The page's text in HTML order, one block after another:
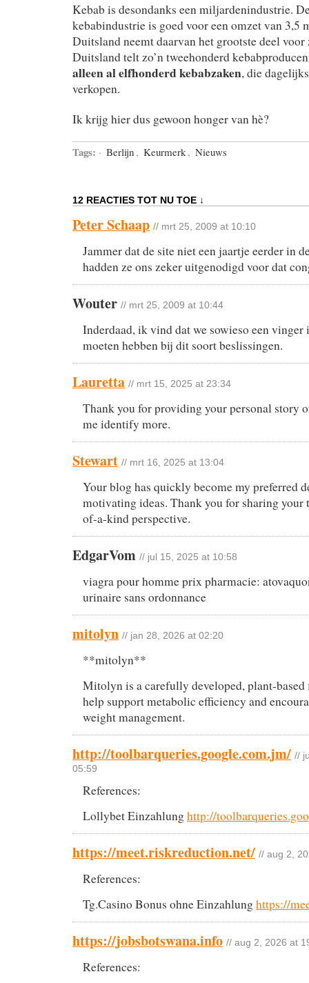
Kebab is desondanks een miljardenindustrie.
kebabindustrie is goed voor een omzet van 3,5
Duitsland neemt daarvan het grootste deel
Duitsland telt zo’n tweehonderd
alleen al elfhonderd kebabzaken, die
verkopen.
Ik krijg hier dus gewoon honger van hè?
Tags: · Berlijn , Keurmerk , Nieuws
12 REACTIES TOT NU TOE ↓
Peter Schaap // mrt 25, 2009 at 10:10
Jammer dat de site niet een jaartje eerder in
hadden ze ons zeker uitgenodigd voor dat
Wouter // mrt 25, 2009 at 10:44
Inderdaad, ik vind dat we sowieso een vinger
moeten hebben bij dit soort beslissingen.
Lauretta // mrt 15, 2025 at 23:34
Thank you for providing your personal story
me identify more.
Stewart // mrt 16, 2025 at 13:04
Your blog has quickly become my preferred
motivating ideas. Thank you for sharing your
of-a-kind perspective.
EdgarVom // jul 15, 2025 at 10:58
viagra pour homme prix pharmacie:
urinaire sans ordonnance
mitolyn // jan 28, 2026 at 02:20
**mitolyn**
Mitolyn is a carefully developed, plant-based
help support metabolic efficiency and
weight management.
http://toolbarqueries.google.com.jm/ //
05:59
References:
Lollybet Einzahlunghttp://
https://meet.riskreduction.net/ // aug 2,
References:
Tg.Casino Bonus ohne Einzahlunghttps://
https://jobsbotswana.info // aug 2, 2026 at
References: